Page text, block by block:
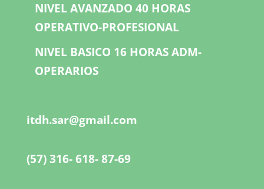
NIVEL AVANZADO 40 HORAS
OPERATIVO-PROFESIONAL
NIVEL BASICO 16 HORAS ADM-
OPERARIOS
itdh.sar@gmail.com
(57) 316- 618- 87-69